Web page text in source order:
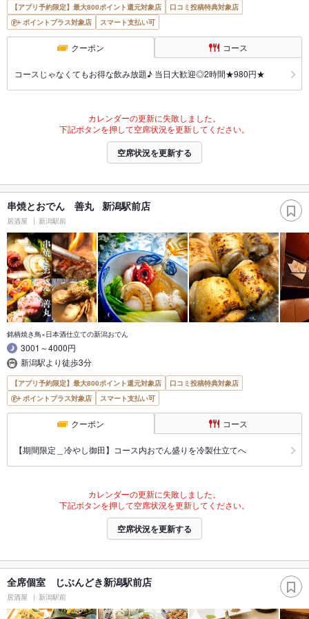
【アプリ予約限定】最大800ポイント還元対象店
口コミ投稿特典対象店
ポイントプラス対象店
スマート支払い可
クーポン コース
コースじゃなくてもお得な飲み放題♪ 当日大歓迎◎2時間★980円★
カレンダーの更新に失敗しました。
下記ボタンを押して空席状況を更新してください。
空席状況を更新する
串焼とおでん 善丸 新潟駅前店
居酒屋 新潟駅前
銘柄焼き鳥×日本酒仕立ての新潟おでん
3001～4000円
新潟駅より徒歩3分
【アプリ予約限定】最大800ポイント還元対象店
口コミ投稿特典対象店
ポイントプラス対象店
スマート支払い可
クーポン コース
【期間限定＿冷やし御田】コース内おでん盛りを冷製仕立てへ
カレンダーの更新に失敗しました。
下記ボタンを押して空席状況を更新してください。
空席状況を更新する
全席個室 じぶんどき新潟駅前店
居酒屋 新潟駅前